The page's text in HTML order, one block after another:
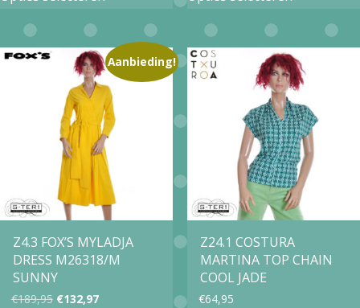
meerdere
variaties.
Deze
optie
kan
gekozen
worden
op
de
productpagina
meerdere
variaties.
Deze
optie
kan
gekozen
worden
op
de
Aanbieding!
Z4.3 FOX’S MYLADJA
DRESS M26318/M
SUNNY
€189,95 Oorspronkelijke
€132,97Huidige
Z24.1 COSTURA
MARTINA TOP CHAIN
COOL JADE
€64,95